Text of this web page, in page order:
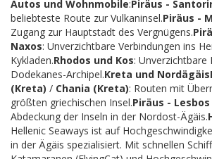
Autos und Wohnmobile:Piräus -
beliebteste Route zur Vulkaninsel.Piräus -
Zugang zur Hauptstadt des Vergnügens.
Naxos: Unverzichtbare Verbindungen ins
Kykladen.Rhodos und Kos: Unverzichtbare
Dodekanes-Archipel.Kreta und Nordägäis
(Kreta) / Chania (Kreta): Routen mit
größten griechischen Insel.Piräus -
Abdeckung der Inseln in der Nordost-Ägäis.
Hellenic Seaways ist auf
in der Ägäis spezialisiert. Mit schnellen